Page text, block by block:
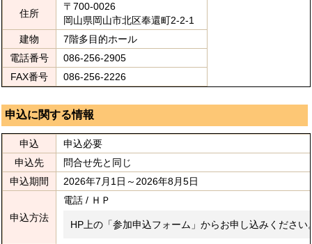
住所
〒700-0026
岡山県岡山市北区奉還町2-2-1
建物
7階多目的ホール
電話番号
086-256-2905
FAX番号
086-256-2226
申込に関する情報
申込
申込必要
申込先
問合せ先と同じ
申込期間
2026年7月1日～2026年8月5日
申込方法
電話 / ＨＰ
HP上の「参加申込フォーム」からお申し込みください